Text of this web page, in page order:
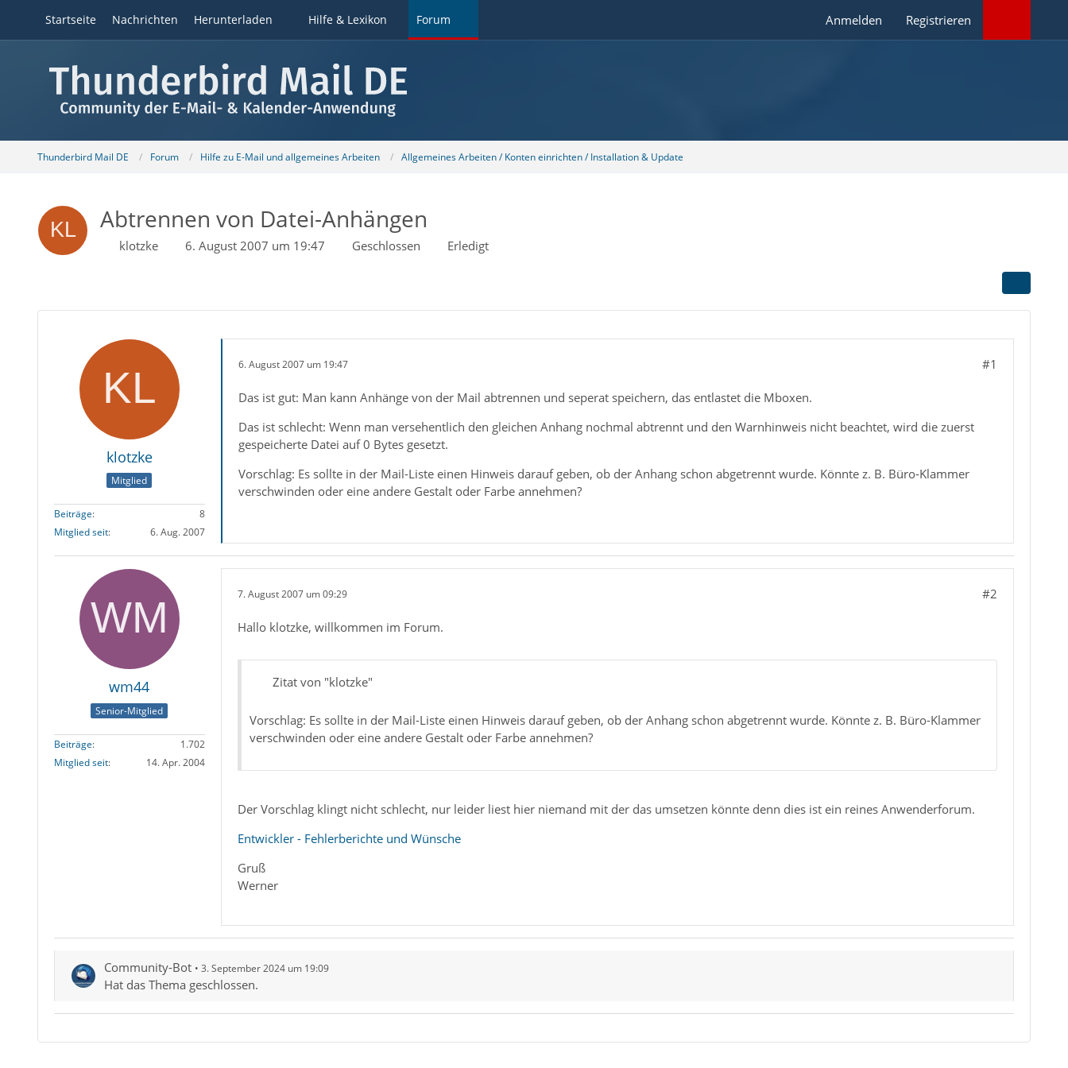
Startseite Nachrichten Herunterladen Hilfe & Lexikon Forum Anmelden Registrieren
Thunderbird Mail DE Forum Hilfe zu E-Mail und allgemeines Arbeiten Allgemeines Arbeiten / Konten einrichten / Installation & Update
Abtrennen von Datei-Anhängen
klotzke 6. August 2007 um 19:47 Geschlossen Erledigt
klotzke
Mitglied
Beiträge
8
Mitglied seit
6. Aug. 2007
6. August 2007 um 19:47 #1
Das ist gut: Man kann Anhänge von der Mail abtrennen und seperat speichern, das entlastet die Mboxen.
Das ist schlecht: Wenn man versehentlich den gleichen Anhang nochmal abtrennt und den Warnhinweis nicht beachtet, wird die zuerst
gespeicherte Datei auf 0 Bytes gesetzt.
Vorschlag: Es sollte in der Mail-Liste einen Hinweis darauf geben, ob der Anhang schon abgetrennt wurde. Könnte z. B. Büro-Klammer
verschwinden oder eine andere Gestalt oder Farbe annehmen?
wm44
Senior-Mitglied
Beiträge
1.702
Mitglied seit
14. Apr. 2004
7. August 2007 um 09:29 #2
Hallo klotzke, willkommen im Forum.
Zitat von "klotzke"
Vorschlag: Es sollte in der Mail-Liste einen Hinweis darauf geben, ob der Anhang schon abgetrennt wurde. Könnte z. B. Büro-Klammer
verschwinden oder eine andere Gestalt oder Farbe annehmen?
Der Vorschlag klingt nicht schlecht, nur leider liest hier niemand mit der das umsetzen könnte denn dies ist ein reines Anwenderforum.
Entwickler - Fehlerberichte und Wünsche
Gruß
Werner
Community-Bot 3. September 2024 um 19:09
Hat das Thema geschlossen.